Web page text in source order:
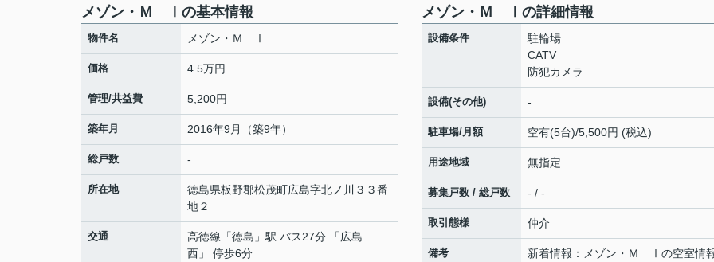
メゾン・Ｍ Ⅰの基本情報
物件名 メゾン・Ｍ Ⅰ
価格 4.5万円
管理/共益費 5,200円
築年月 2016年9月（築9年）
総戸数 -
所在地 徳島県板野郡松茂町広島字北ノ川３３番
地２
交通 高徳線 「徳島 」駅 バス27分 「広島
西」 停歩6分
メゾン・Ｍ Ⅰの詳細情報
設備条件
駐輪場
CATV
防犯カメラ
設備(その他) -
駐車場/月額 空有(5台)/5,500円 (税込)
用途地域 無指定
募集戸数 / 総戸数 - / -
取引態様 仲介
備考
新着情報：メゾン・Ｍ Ⅰの空室情